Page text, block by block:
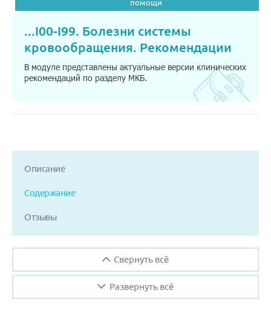
помощи
...I00-I99. Болезни системы
кровообращения. Рекомендации
В модуле представлены актуальные версии клинических
рекомендаций по разделу МКБ.
Описание
Содержание
Отзывы
Свернуть всё
Развернуть всё